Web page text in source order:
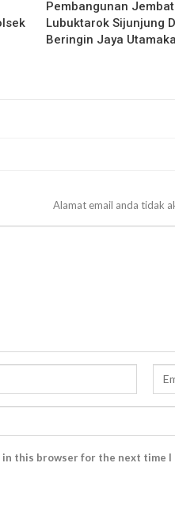
Pembangunan
Lubuktarok Sijunjung
Beringin Jaya
Alamat email anda tidak
in this browser for the next time I